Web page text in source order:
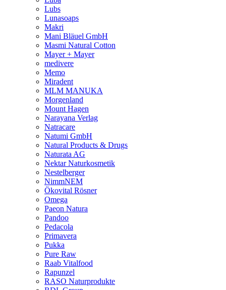
Lubs
Lunasoaps
Makri
Mani Bläuel GmbH
Masmi Natural Cotton
Mayer + Mayer
medivere
Memo
Miradent
MLM MANUKA
Morgenland
Mount Hagen
Narayana Verlag
Natracare
Natumi GmbH
Natural Products & Drugs
Naturata AG
Nektar Naturkosmetik
Nestelberger
NimmNEM
Ökovital Rösner
Omega
Paeon Natura
Pandoo
Pedacola
Primavera
Pukka
Pure Raw
Raab Vitalfood
Rapunzel
RASO Naturprodukte